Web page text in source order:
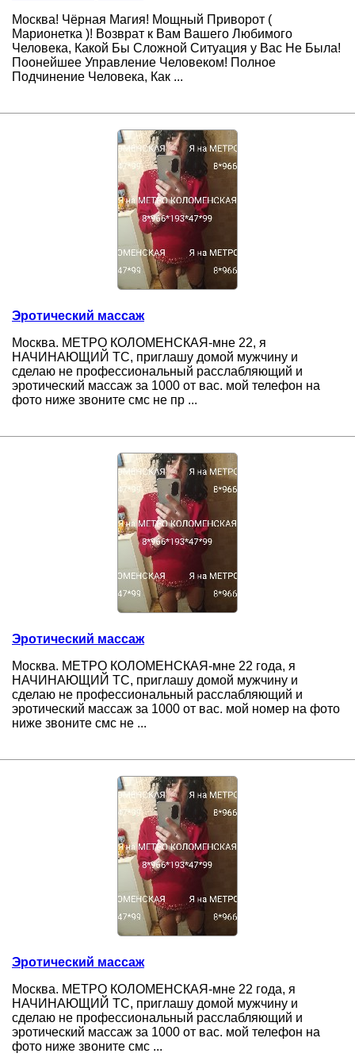
Москва! Чёрная Магия! Мощный Приворот (
Марионетка )! Возврат к Вам Вашего Любимого
Человека, Какой Бы Сложной Ситуация у Вас Не Была!
Поонейшее Управление Человеком! Полное
Подчинение Человека, Как ...
Эротический массаж
Москва. МЕТРО КОЛОМЕНСКАЯ-мне 22, я
НАЧИНАЮЩИЙ ТС, приглашу домой мужчину и
сделаю не профессиональный расслабляющий и
эротический массаж за 1000 от вас. мой телефон на
фото ниже звоните смс не пр ...
Эротический массаж
Москва. МЕТРО КОЛОМЕНСКАЯ-мне 22 года, я
НАЧИНАЮЩИЙ ТС, приглашу домой мужчину и
сделаю не профессиональный расслабляющий и
эротический массаж за 1000 от вас. мой номер на фото
ниже звоните смс не ...
Эротический массаж
Москва. МЕТРО КОЛОМЕНСКАЯ-мне 22 года, я
НАЧИНАЮЩИЙ ТС, приглашу домой мужчину и
сделаю не профессиональный расслабляющий и
эротический массаж за 1000 от вас. мой телефон на
фото ниже звоните смс ...